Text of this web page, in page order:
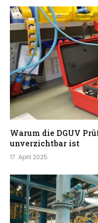
Warum die DGUV
unverzichtbar ist
17. April 2025